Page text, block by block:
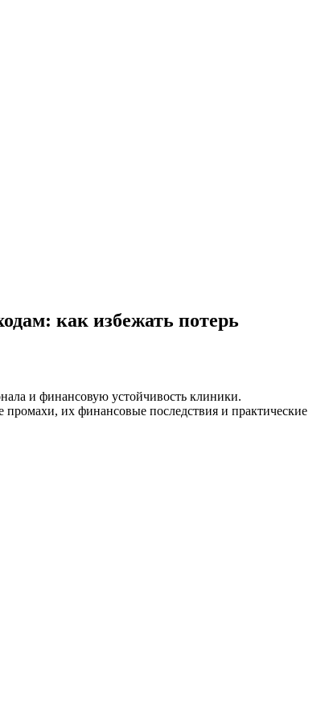
как избежать потерь
и финансовую устойчивость клиники.
их финансовые последствия и практические